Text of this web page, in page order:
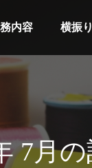
内容 横振
7月